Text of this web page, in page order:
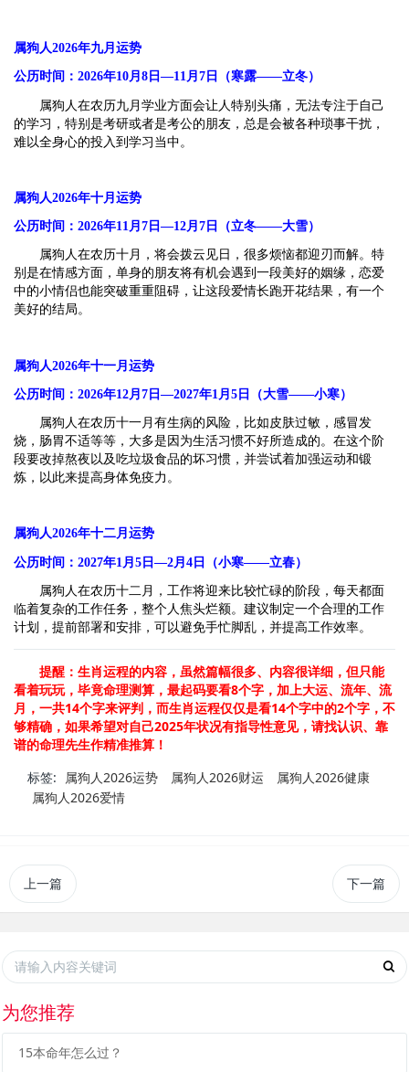
属狗人2026年九月运势
公历时间：2026年10月8日—11月7日（寒露——立冬）
属狗人在农历九月学业方面会让人特别头痛，无法专注于自己
的学习，特别是考研或者是考公的朋友，总是会被各种琐事干扰，
难以全身心的投入到学习当中。
属狗人2026年十月运势
公历时间：2026年11月7日—12月7日（立冬——大雪）
属狗人在农历十月，将会拨云见日，很多烦恼都迎刃而解。特
别是在情感方面，单身的朋友将有机会遇到一段美好的姻缘，恋爱
中的小情侣也能突破重重阻碍，让这段爱情长跑开花结果，有一个
美好的结局。
属狗人2026年十一月运势
公历时间：2026年12月7日—2027年1月5日（大雪——小寒）
属狗人在农历十一月有生病的风险，比如皮肤过敏，感冒发
烧，肠胃不适等等，大多是因为生活习惯不好所造成的。在这个阶
段要改掉熬夜以及吃垃圾食品的坏习惯，并尝试着加强运动和锻
炼，以此来提高身体免疫力。
属狗人2026年十二月运势
公历时间：2027年1月5日—2月4日（小寒——立春）
属狗人在农历十二月，工作将迎来比较忙碌的阶段，每天都面
临着复杂的工作任务，整个人焦头烂额。建议制定一个合理的工作
计划，提前部署和安排，可以避免手忙脚乱，并提高工作效率。
提醒：生肖运程的内容，虽然篇幅很多、内容很详细，但只能
看着玩玩，毕竟命理测算，最起码要看8个字，加上大运、流年、流
月，一共14个字来评判，而生肖运程仅仅是看14个字中的2个字，不
够精确，如果希望对自己2025年状况有指导性意见，请找认识、靠
谱的命理先生作精准推算！
标签: 属狗人2026运势 属狗人2026财运
属狗人2026健康
属狗人2026爱情
上一篇 下一篇
为您推荐
15本命年怎么过？